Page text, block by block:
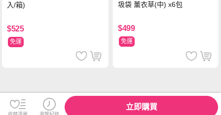
入/箱)
$525
免運
圾袋 薰衣草(中) x6包
$499
免運
立即購買